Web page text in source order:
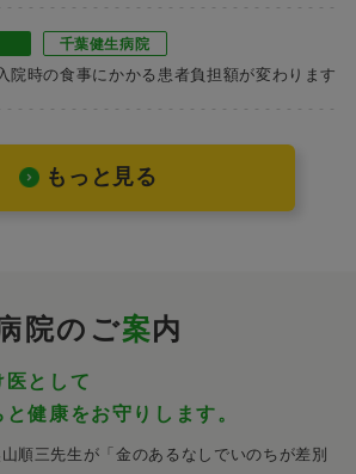
千葉健生病院
院時の食事にかかる患者負担額が変わります
もっと⾒る
院のご案内
医として
健康をお守りします。
順三先生が「金のあるなしでいのちが差別